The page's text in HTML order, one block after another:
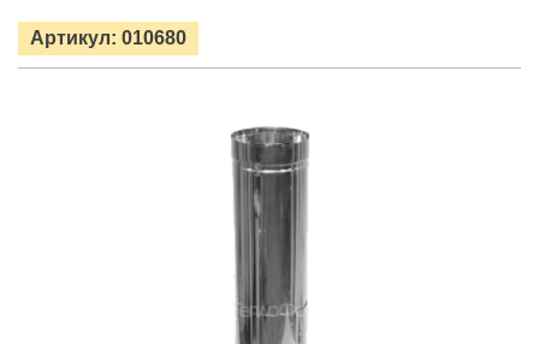
Артикул: 010680